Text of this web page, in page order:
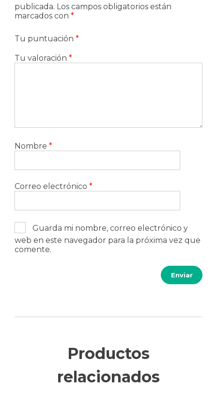
publicada. Los campos obligatorios están
marcados con *
Tu puntuación *
Tu valoración *
Nombre *
Correo electrónico *
Guarda mi nombre, correo electrónico y
web en este navegador para la próxima vez que
comente.
Productos
relacionados